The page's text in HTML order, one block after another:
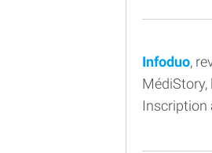
Infoduo,
MédiStory,
Inscription